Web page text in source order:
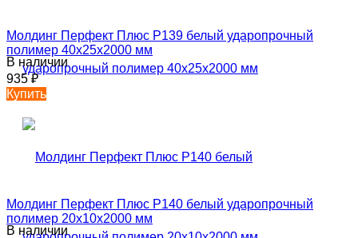
Молдинг Перфект Плюс P139 белый ударопрочный
полимер 40х25х2000 мм
В наличии
935₽
Купить
Молдинг Перфект Плюс P140 белый ударопрочный
полимер 20х10х2000 мм
В наличии